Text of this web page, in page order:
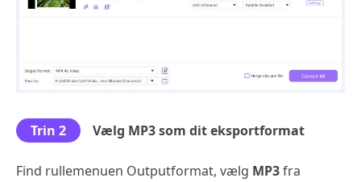
Trin 2 Vælg MP3 som dit eksportformat
Find rullemenuen Outputformat, vælg MP3fra